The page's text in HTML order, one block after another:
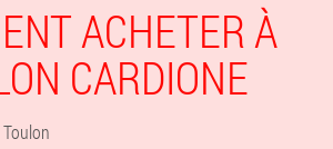
ACHETER À
CARDIONE
Toulon